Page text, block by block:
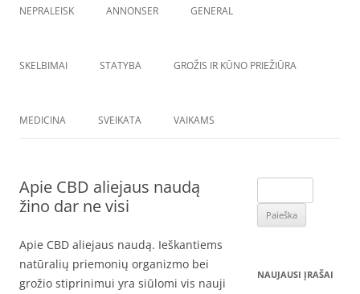
ŠVAROS PREKĖS
NEPRALEISK ANNONSER GENERAL
SKELBIMAI STATYBA GROŽIS IR KŪNO PRIEŽIŪRA
MEDICINA SVEIKATA VAIKAMS
Apie CBD aliejaus naudą
žino dar ne visi
Apie CBD aliejaus naudą. Ieškantiems
natūralių priemonių organizmo bei
grožio stiprinimui yra siūlomi vis nauji
NAUJAUSI ĮRAŠAI